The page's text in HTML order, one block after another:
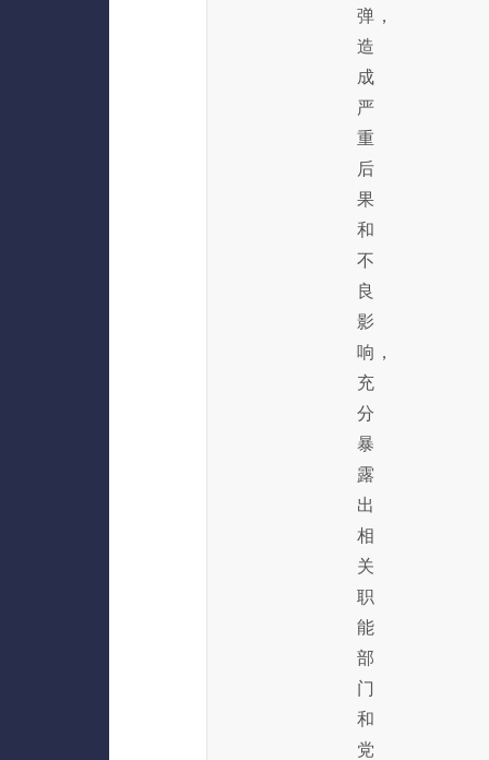
弹，
造
成
严
重
后
果
和
不
良
影
响，
充
分
暴
露
出
相
关
职
能
部
门
和
党